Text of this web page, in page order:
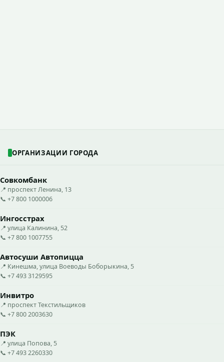
ОРГАНИЗАЦИИ ГОРОДА
Совкомбанк
📍 проспект Ленина, 13
📞 +7 800 1000006
Ингосстрах
📍 улица Калинина, 52
📞 +7 800 1007755
Автосуши Автопицца
📍 Кинешма, улица Воеводы Боборыкина, 5
📞 +7 493 3129595
Инвитро
📍 проспект Текстильщиков
📞 +7 800 2003630
ПЭК
📍 улица Попова, 5
📞 +7 493 2260330